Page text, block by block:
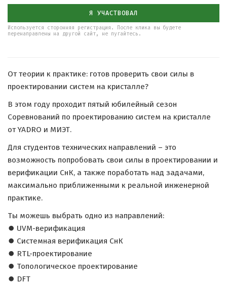
Я УЧАСТВОВАЛ
Используется сторонняя регистрация. После клика вы будете
перенаправлены на другой сайт, не пугайтесь.
От теории к практике: готов проверить свои силы в
проектировании систем на кристалле?
В этом году проходит пятый юбилейный сезон
Соревнований по проектированию систем на кристалле
от YADRO и МИЭТ.
Для студентов технических направлений – это
возможность попробовать свои силы в проектировании и
верификации СнК, а также поработать над задачами,
максимально приближенными к реальной инженерной
практике.
Ты можешь выбрать одно из направлений:
⏺ UVM-верификация
⏺ Системная верификация СнК
⏺ RTL-проектирование
⏺ Топологическое проектирование
⏺ DFT